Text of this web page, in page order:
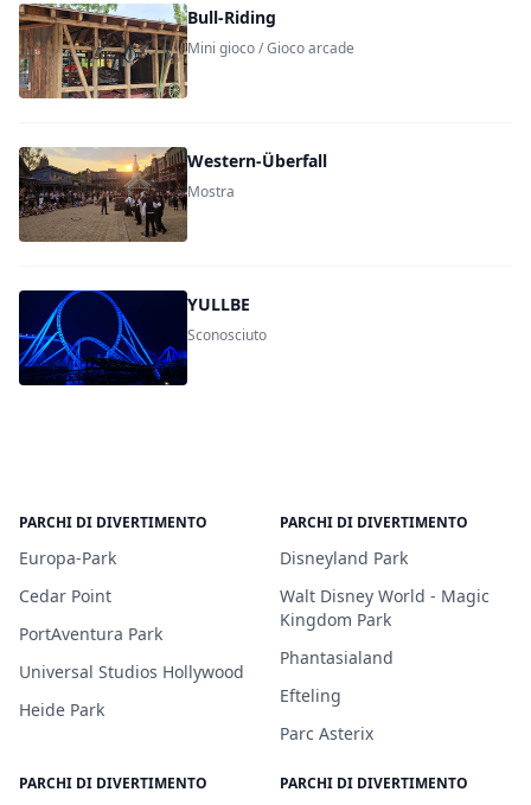
Bull-Riding
Mini gioco / Gioco arcade
Western-Überfall
Mostra
YULLBE
Sconosciuto
PARCHI DI DIVERTIMENTO
Europa-Park
Cedar Point
PortAventura Park
Universal Studios Hollywood
Heide Park
PARCHI DI DIVERTIMENTO
Disneyland Park
Walt Disney World - Magic
Kingdom Park
Phantasialand
Efteling
Parc Asterix
PARCHI DI DIVERTIMENTO PARCHI DI DIVERTIMENTO